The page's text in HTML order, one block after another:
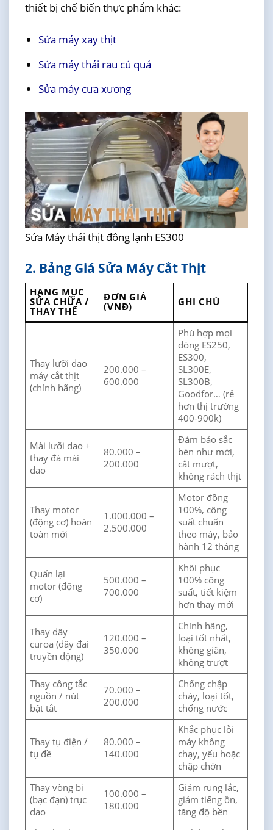
thiết bị chế biến thực phẩm khác:
Sửa máy xay thịt
Sửa máy thái rau củ quả
Sửa máy cưa xương
Sửa Máy thái thịt đông lạnh ES300
2. Bảng Giá Sửa Máy Cắt Thịt
HẠNG MỤC
SỬA CHỮA /
THAY THẾ
ĐƠN GIÁ
(VNĐ) GHI CHÚ
Thay lưỡi dao
máy cắt thịt
(chính hãng)
200.000 –
600.000
Phù hợp mọi
dòng ES250,
ES300,
SL300E,
SL300B,
Goodfor… (rẻ
hơn thị trường
400-900k)
Mài lưỡi dao +
thay đá mài
dao
80.000 –
200.000
Đảm bảo sắc
bén như mới,
cắt mượt,
không rách thịt
Thay motor
(động cơ) hoàn
toàn mới
1.000.000 –
2.500.000
Motor đồng
100%, công
suất chuẩn
theo máy, bảo
hành 12 tháng
Quấn lại
motor (động
cơ)
500.000 –
700.000
Khôi phục
100% công
suất, tiết kiệm
hơn thay mới
Thay dây
curoa (dây đai
truyền động)
120.000 –
350.000
Chính hãng,
loại tốt nhất,
không giãn,
không trượt
Thay công tắc
nguồn / nút
bật tắt
70.000 –
200.000
Chống chập
cháy, loại tốt,
chống nước
Thay tụ điện /
tụ đề
80.000 –
140.000
Khắc phục lỗi
máy không
chạy, yếu hoặc
chập chờn
Thay vòng bi
(bạc đạn) trục
dao
100.000 –
180.000
Giảm rung lắc,
giảm tiếng ồn,
tăng độ bền